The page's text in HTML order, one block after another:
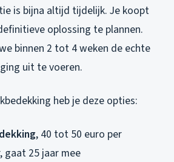
is bijna altijd tijdelijk. Je koopt
oplossing te plannen.
binnen 2 tot 4 weken de echte
uit te voeren.
heb je deze opties:
, 40 tot 50 euro per
gaat 25 jaar mee